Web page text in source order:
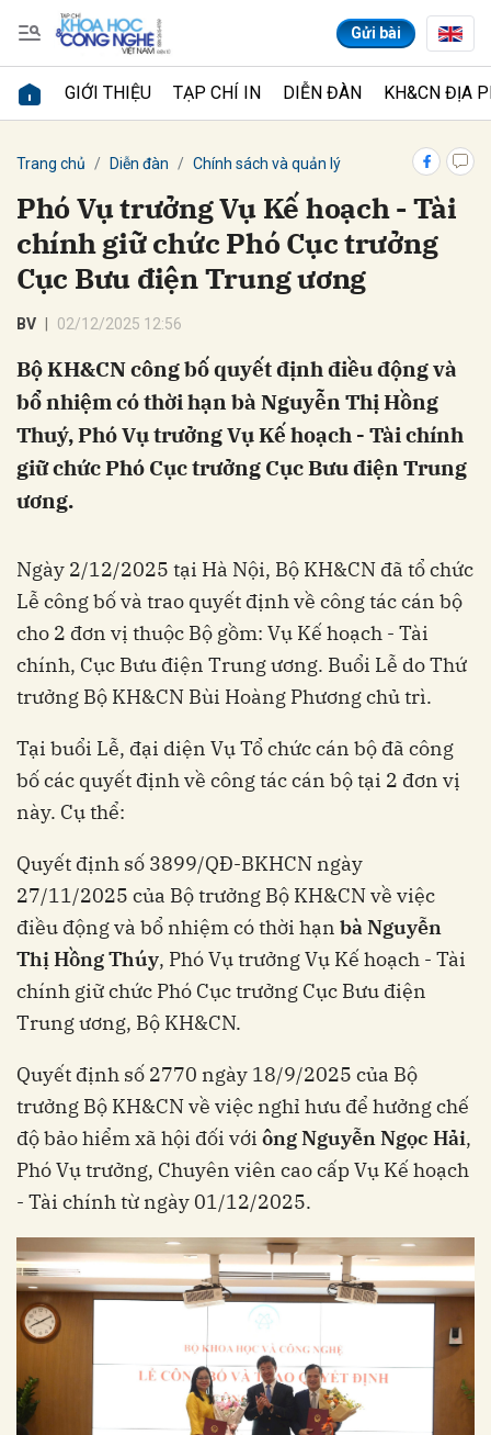
Gửi bài
GIỚI THIỆU TẠP CHÍ IN DIỄN ĐÀN KH&CN ĐỊA
Trang chủ Diễn đàn Chính sách và quản lý
Phó Vụ trưởng Vụ Kế hoạch - Tài
chính giữ chức Phó Cục trưởng
Cục Bưu điện Trung ương
BV 02/12/2025 12:56
Bộ KH&CN công bố quyết định điều động và
bổ nhiệm có thời hạn bà Nguyễn Thị Hồng
Thuý, Phó Vụ trưởng Vụ Kế hoạch - Tài chính
giữ chức Phó Cục trưởng Cục Bưu điện Trung
ương.
Ngày 2/12/2025 tại Hà Nội, Bộ KH&CN đã tổ chức
Lễ công bố và trao quyết định về công tác cán bộ
cho 2 đơn vị thuộc Bộ gồm: Vụ Kế hoạch - Tài
chính, Cục Bưu điện Trung ương. Buổi Lễ do Thứ
trưởng Bộ KH&CN Bùi Hoàng Phương chủ trì.
Tại buổi Lễ, đại diện Vụ Tổ chức cán bộ đã công
bố các quyết định về công tác cán bộ tại 2 đơn vị
này. Cụ thể:
Quyết định số 3899/QĐ-BKHCN ngày
27/11/2025 của Bộ trưởng Bộ KH&CN về việc
điều động và bổ nhiệm có thời hạn bà Nguyễn
Thị Hồng Thúy, Phó Vụ trưởng Vụ Kế hoạch - Tài
chính giữ chức Phó Cục trưởng Cục Bưu điện
Trung ương, Bộ KH&CN.
Quyết định số 2770 ngày 18/9/2025 của Bộ
trưởng Bộ KH&CN về việc nghỉ hưu để hưởng chế
độ bảo hiểm xã hội đối với ông Nguyễn Ngọc Hải,
Phó Vụ trưởng, Chuyên viên cao cấp Vụ Kế hoạch
- Tài chính từ ngày 01/12/2025.
Gửi bình luận
Hủy Gửi